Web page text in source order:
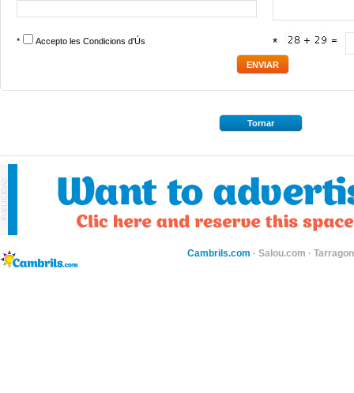
* Accepto les Condicions d'Ús *
Tornar
Cambrils.com · Salou.com ·